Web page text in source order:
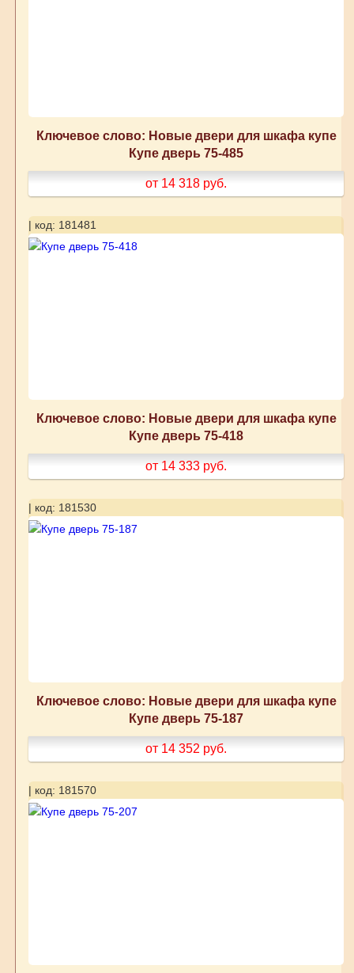
Ключевое слово: Новые двери для шкафа купе
Купе дверь 75-485
от 14 318 руб.
| код: 181481
Ключевое слово: Новые двери для шкафа купе
Купе дверь 75-418
от 14 333 руб.
| код: 181530
Ключевое слово: Новые двери для шкафа купе
Купе дверь 75-187
от 14 352 руб.
| код: 181570